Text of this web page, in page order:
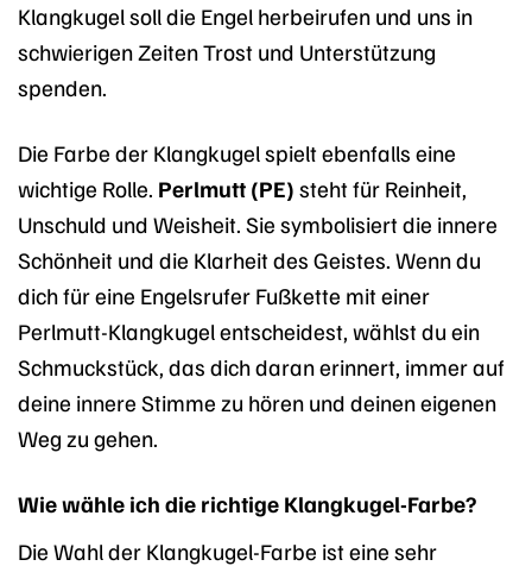
Klangkugel soll die Engel herbeirufen und uns in
schwierigen Zeiten Trost und Unterstützung
spenden.
Die Farbe der Klangkugel spielt ebenfalls eine
wichtige Rolle. Perlmutt (PE) steht für Reinheit,
Unschuld und Weisheit. Sie symbolisiert die innere
Schönheit und die Klarheit des Geistes. Wenn du
dich für eine Engelsrufer Fußkette mit einer
Perlmutt-Klangkugel entscheidest, wählst du ein
Schmuckstück, das dich daran erinnert, immer auf
deine innere Stimme zu hören und deinen eigenen
Weg zu gehen.
Wie wähle ich die richtige Klangkugel-Farbe?
Die Wahl der Klangkugel-Farbe ist eine sehr